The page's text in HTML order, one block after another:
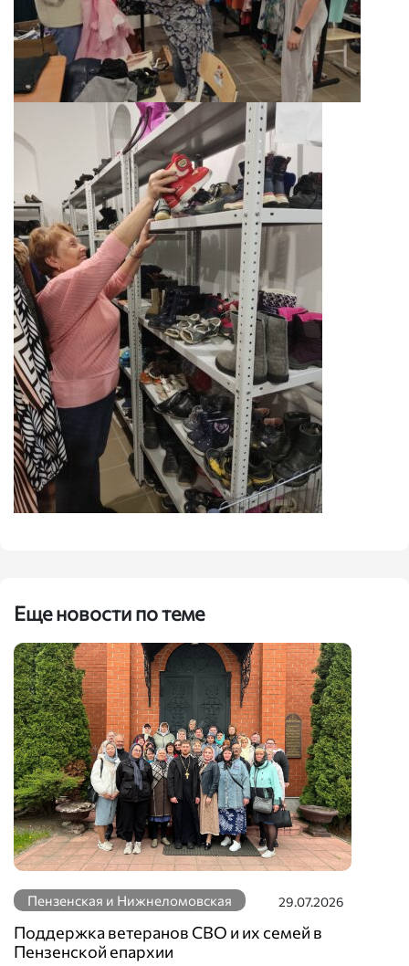
Еще новости по теме
Пензенская и Нижнеломовская 29.07.2026
Поддержка ветеранов СВО и их семей в
Пензенской епархии